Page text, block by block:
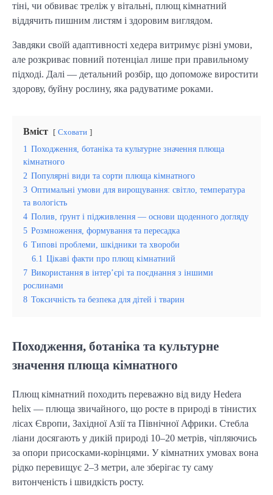
тіні, чи обвиває треліж у вітальні, плющ кімнатний
віддячить пишним листям і здоровим виглядом.
Завдяки своїй адаптивності хедера витримує різні умови,
але розкриває повний потенціал лише при правильному
підході. Далі — детальний розбір, що допоможе виростити
здорову, буйну рослину, яка радуватиме роками.
Вміст Сховати
1 Походження, ботаніка та культурне значення плюща
кімнатного
2 Популярні види та сорти плюща кімнатного
3 Оптимальні умови для вирощування: світло, температура
та вологість
4 Полив, ґрунт і підживлення — основи щоденного догляду
5 Розмноження, формування та пересадка
6 Типові проблеми, шкідники та хвороби
6.1 Цікаві факти про плющ кімнатний
7 Використання в інтер’єрі та поєднання з іншими
рослинами
8 Токсичність та безпека для дітей і тварин
Походження, ботаніка та культурне
значення плюща кімнатного
Плющ кімнатний походить переважно від виду Hedera
helix — плюща звичайного, що росте в природі в тінистих
лісах Європи, Західної Азії та Північної Африки. Стебла
ліани досягають у дикій природі 10–20 метрів, чіпляючись
за опори присосками-корінцями. У кімнатних умовах вона
рідко перевищує 2–3 метри, але зберігає ту саму
витонченість і швидкість росту.